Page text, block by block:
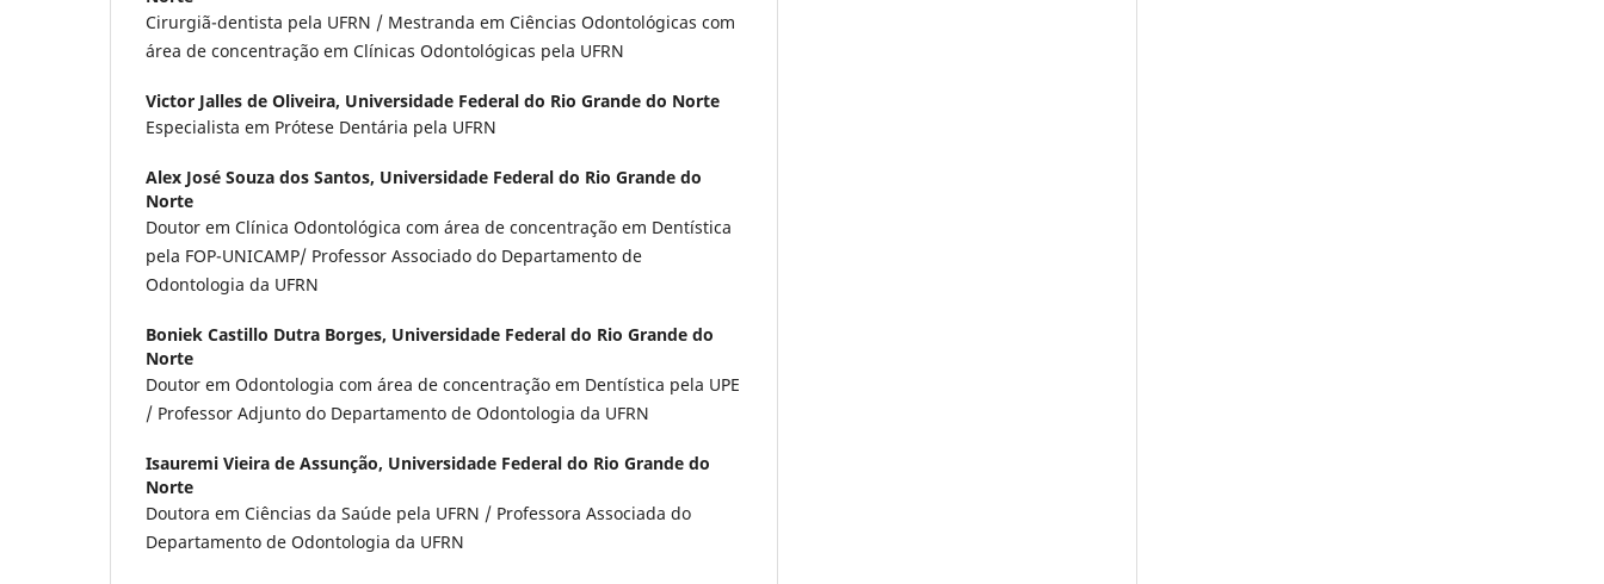
Cirurgiã-dentista pela UFRN / Mestranda em Ciências Odontológicas com
área de concentração em Clínicas Odontológicas pela UFRN
Victor Jalles de Oliveira, Universidade Federal do Rio Grande do Norte
Especialista em Prótese Dentária pela UFRN
Alex José Souza dos Santos, Universidade Federal do Rio Grande do
Norte
Doutor em Clínica Odontológica com área de concentração em Dentística
pela FOP-UNICAMP/ Professor Associado do Departamento de
Odontologia da UFRN
Boniek Castillo Dutra Borges, Universidade Federal do Rio Grande do
Norte
Doutor em Odontologia com área de concentração em Dentística pela UPE
/ Professor Adjunto do Departamento de Odontologia da UFRN
Isauremi Vieira de Assunção, Universidade Federal do Rio Grande do
Norte
Doutora em Ciências da Saúde pela UFRN / Professora Associada do
Departamento de Odontologia da UFRN